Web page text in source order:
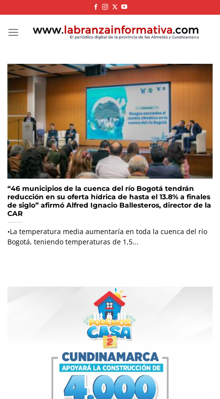
to
content
“46 municipios de la cuenca del río Bogotá tendrán
reducción en su oferta hídrica de hasta el 13.8% a finales
de siglo” afirmó Alfred Ignacio Ballesteros, director de la
CAR
•La temperatura media aumentaría en toda la cuenca del río
Bogotá, teniendo temperaturas de 1,5...